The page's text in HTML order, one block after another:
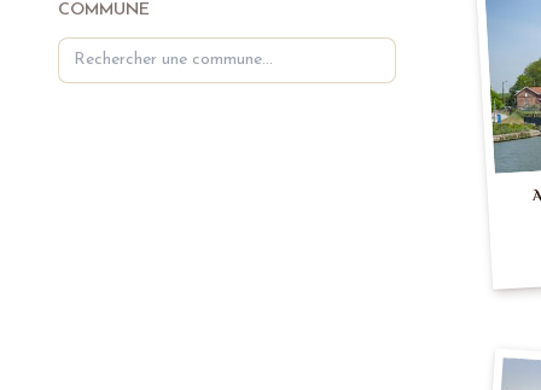
COMMUNE